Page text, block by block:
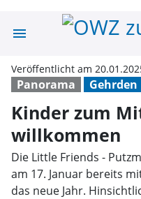
menu
Panorama Gehrden
Veröffentlicht am
Kinder zum
willkommen
Die Little Friends -
am 17. Januar bereits
das neue Jahr.